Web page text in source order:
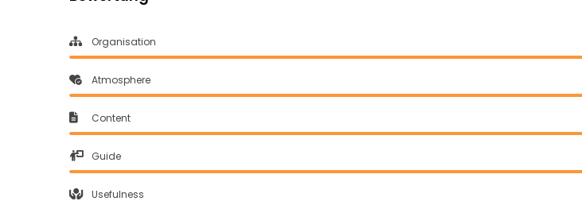
Organisation
Atmosphere
Content
Guide
Usefulness